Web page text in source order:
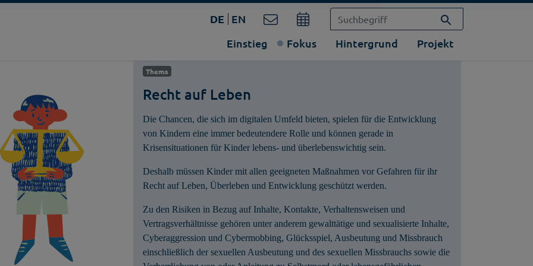
DE EN
Einstieg
Fokus Hintergrund Projekt
Thema
Recht auf Leben
Die Chancen, die sich im digitalen Umfeld bieten, spielen für die Entwicklung
von Kindern eine immer bedeutendere Rolle und können gerade in
Krisensituationen für Kinder lebens- und überlebenswichtig sein.
Deshalb müssen Kinder mit allen geeigneten Maßnahmen vor Gefahren für ihr
Recht auf Leben, Überleben und Entwicklung geschützt werden.
Zu den Risiken in Bezug auf Inhalte, Kontakte, Verhaltensweisen und
Vertragsverhältnisse gehören unter anderem gewalttätige und sexualisierte Inhalte,
Cyberaggression und Cybermobbing, Glücksspiel, Ausbeutung und Missbrauch
einschließlich der sexuellen Ausbeutung und des sexuellen Missbrauchs sowie die